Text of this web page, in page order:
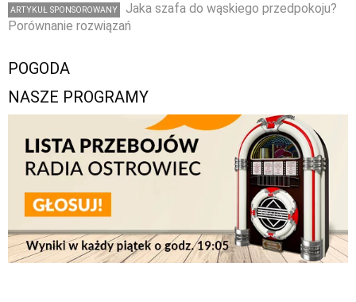
ARTYKUŁ SPONSOROWANY
Jaka szafa do wąskiego przedpokoju?
Porównanie rozwiązań
POGODA
NASZE PROGRAMY